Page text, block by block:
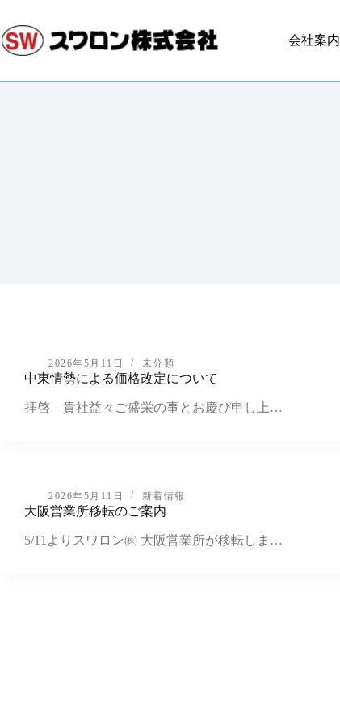
ン
テ
ン
会社案内
2026年5月11日 未分類
中東情勢による価格改定について
拝啓 貴社益々ご盛栄の事とお慶び申し上…
2026年5月11日 新着情報
大阪営業所移転のご案内
5/11よりスワロン㈱ 大阪営業所が移転しま…